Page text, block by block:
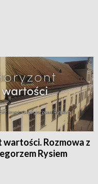
Rozmowa z
Rysiem